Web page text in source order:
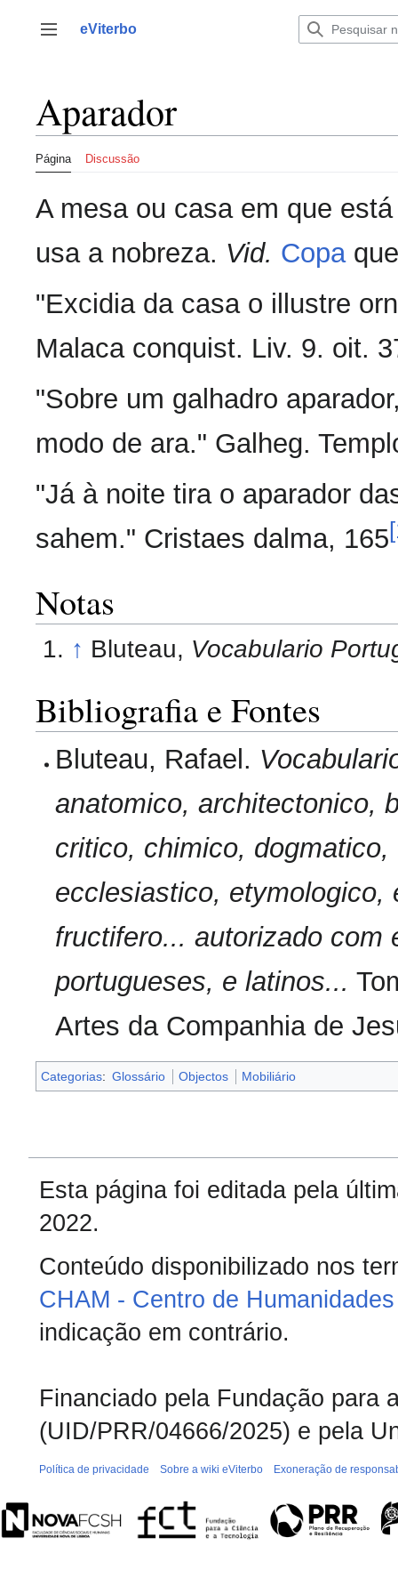
para
Alternar barra lateral
eViterbo
Aparador
Página Discussão
A mesa ou casa em que
usa a nobreza. Vid. Copa
"Excidia da casa o illustre
Malaca conquist. Liv. 9. oit.
"Sobre um galhadro
modo de ara." Galheg.
"Já à noite tira o aparador
sahem." Cristaes dalma, 165
Notas
↑ Bluteau, Vocabulario
Bibliografia e Fontes
Bluteau, Rafael.
anatomico, architectonico,
critico, chimico,
ecclesiastico, etymologico,
fructifero... autorizado com
portugueses, e latinos...
Artes da Companhia de
Categorias: Glossário Objectos Mobiliário
Esta página foi editada pela
2022.
Conteúdo disponibilizado nos
CHAM - Centro de
indicação em contrário.
Financiado pela Fundação para
(UID/PRR/04666/2025) e pela
Política de privacidade Sobre a wiki eViterbo Exoneração de